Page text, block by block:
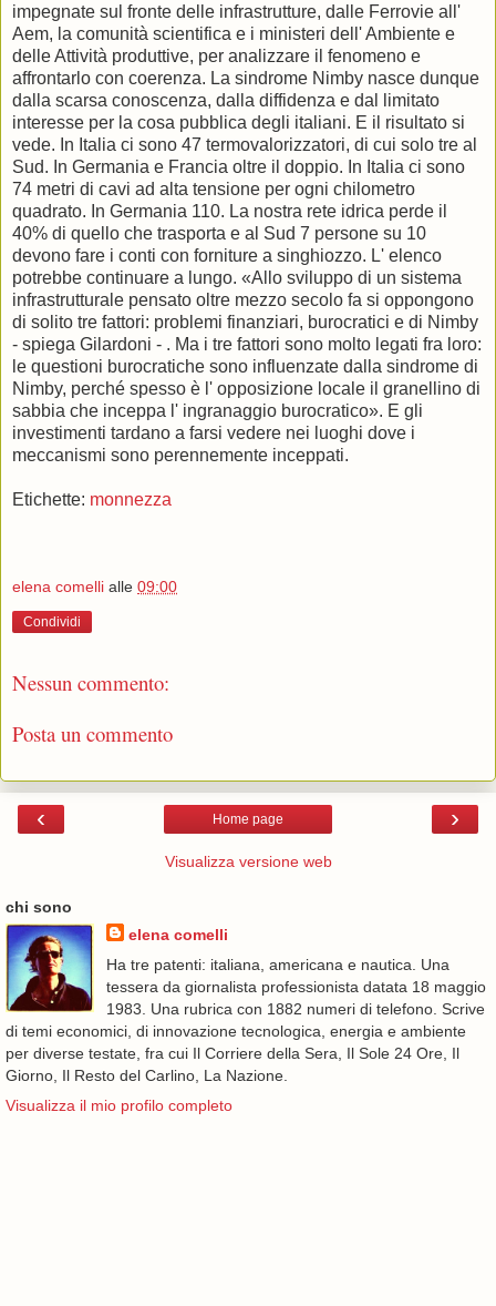
impegnate sul fronte delle infrastrutture, dalle Ferrovie all'
Aem, la comunità scientifica e i ministeri dell' Ambiente e
delle Attività produttive, per analizzare il fenomeno e
affrontarlo con coerenza. La sindrome Nimby nasce dunque
dalla scarsa conoscenza, dalla diffidenza e dal limitato
interesse per la cosa pubblica degli italiani. E il risultato si
vede. In Italia ci sono 47 termovalorizzatori, di cui solo tre al
Sud. In Germania e Francia oltre il doppio. In Italia ci sono
74 metri di cavi ad alta tensione per ogni chilometro
quadrato. In Germania 110. La nostra rete idrica perde il
40% di quello che trasporta e al Sud 7 persone su 10
devono fare i conti con forniture a singhiozzo. L' elenco
potrebbe continuare a lungo. «Allo sviluppo di un sistema
infrastrutturale pensato oltre mezzo secolo fa si oppongono
di solito tre fattori: problemi finanziari, burocratici e di Nimby
- spiega Gilardoni - . Ma i tre fattori sono molto legati fra loro:
le questioni burocratiche sono influenzate dalla sindrome di
Nimby, perché spesso è l' opposizione locale il granellino di
sabbia che inceppa l' ingranaggio burocratico». E gli
investimenti tardano a farsi vedere nei luoghi dove i
meccanismi sono perennemente inceppati.
Etichette: monnezza
elena comelli alle 09:00
Condividi
Nessun commento:
Posta un commento
‹ ›
Home page
Visualizza versione web
chi sono
elena comelli
Ha tre patenti: italiana, americana e nautica. Una
tessera da giornalista professionista datata 18 maggio
1983. Una rubrica con 1882 numeri di telefono. Scrive
di temi economici, di innovazione tecnologica, energia e ambiente
per diverse testate, fra cui Il Corriere della Sera, Il Sole 24 Ore, Il
Giorno, Il Resto del Carlino, La Nazione.
Visualizza il mio profilo completo